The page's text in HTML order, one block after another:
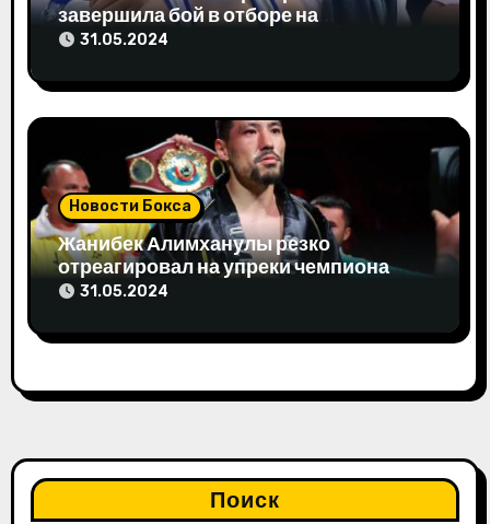
завершила бой в отборе на
Олимпиаду-2024
31.05.2024
Новости Бокса
Жанибек Алимханулы резко
отреагировал на упреки чемпиона
мира
31.05.2024
Поиск